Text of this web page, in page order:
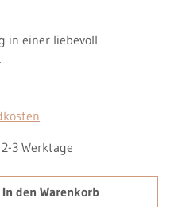
in einer liebevoll
3 Werktage
gewünschten
In den Warenkorb